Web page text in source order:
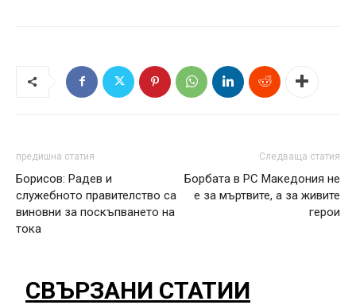
предишна статия
Борисов: Радев и
служебното правителство са
виновни за поскъпването на
тока
Следваща статия
Борбата в РС Македония не
е за мъртвите, а за живите
герои
СВЪРЗАНИ СТАТИИ